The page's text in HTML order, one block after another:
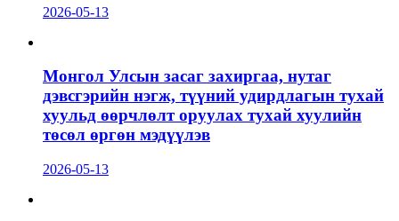
2026-05-13
Монгол Улсын засаг захиргаа, нутаг
дэвсгэрийн нэгж, түүний удирдлагын тухай
хуульд өөрчлөлт оруулах тухай хуулийн
төсөл өргөн мэдүүлэв
2026-05-13